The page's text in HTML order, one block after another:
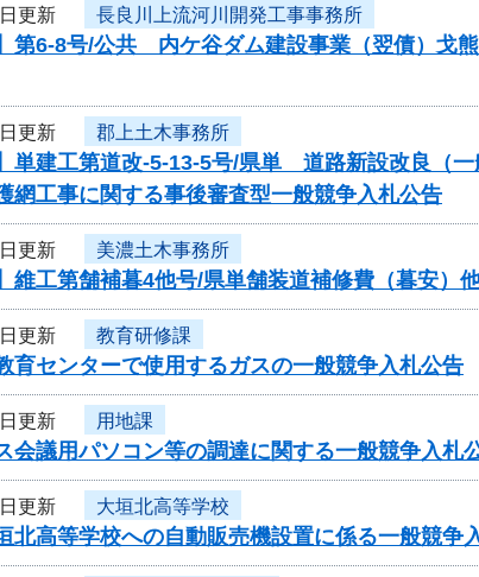
更新 長良川上流河川開発工事事務所
第6-8号/公共 内ケ谷ダム建設事業（翌債）戈
更新 郡上土木事務所
単建工第道改-5-13-5号/県単 道路新設改良（
工事に関する事後審査型一般競争入札公告
更新 美濃土木事務所
維工第舗補暮4他号/県単舗装道補修費（暮安）
更新 教育研修課
育センターで使用するガスの一般競争入札公告
更新 用地課
会議用パソコン等の調達に関する一般競争入札
更新 大垣北高等学校
北高等学校への自動販売機設置に係る一般競争